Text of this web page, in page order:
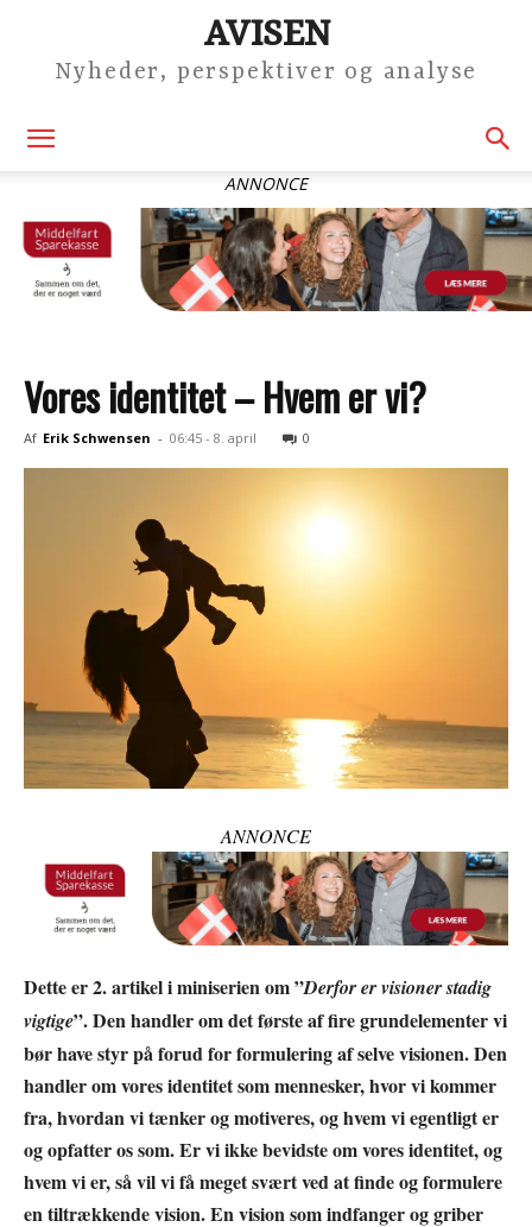
AVISEN
Nyheder, perspektiver og analyse
ANNONCE
Vores identitet – Hvem er vi?
Af Erik Schwensen - 06:45 - 8. april 0
ANNONCE
Dette er 2. artikel i miniserien om ”Derfor er visioner stadig
vigtige”. Den handler om det første af fire grundelementer vi
bør have styr på forud for formulering af selve visionen. Den
handler om vores identitet som mennesker, hvor vi kommer
fra, hvordan vi tænker og motiveres, og hvem vi egentligt er
og opfatter os som. Er vi ikke bevidste om vores identitet, og
hvem vi er, så vil vi få meget svært ved at finde og formulere
en tiltrækkende vision. En vision som indfanger og griber